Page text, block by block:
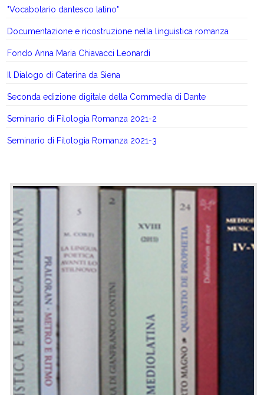
"Vocabolario dantesco latino"
Documentazione e ricostruzione nella linguistica romanza
Fondo Anna Maria Chiavacci Leonardi
Il Dialogo di Caterina da Siena
Seconda edizione digitale della Commedia di Dante
Seminario di Filologia Romanza 2021-2
Seminario di Filologia Romanza 2021-3